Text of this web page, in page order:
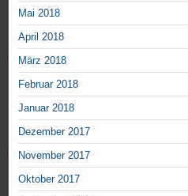
Mai 2018
April 2018
März 2018
Februar 2018
Januar 2018
Dezember 2017
November 2017
Oktober 2017